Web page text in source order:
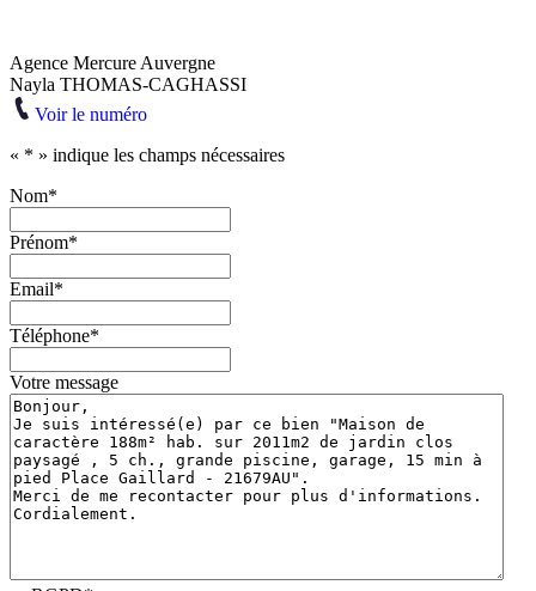
Agence Mercure Auvergne
Nayla THOMAS-CAGHASSI
Voir le numéro
« * » indique les champs nécessaires
Nom*
Prénom*
Email*
Téléphone*
Votre message